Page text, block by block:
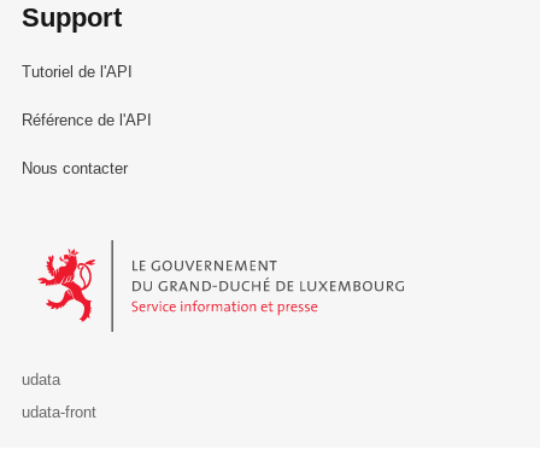
Support
Tutoriel de l'API
Référence de l'API
Nous contacter
Le Gouvernement du Grand-Duché de Luxembourg - Service
udata
udata-front